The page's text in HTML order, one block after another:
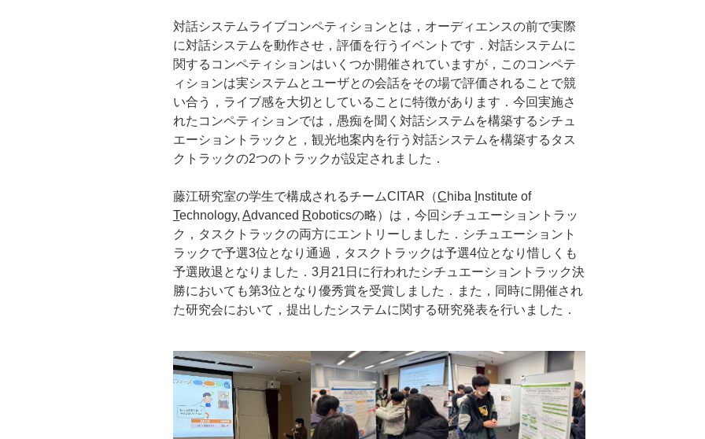
対話システムライブコンペティションとは，オーディエンスの前で実際
に対話システムを動作させ，評価を行うイベントです．対話システムに
関するコンペティションはいくつか開催されていますが，このコンペテ
ィションは実システムとユーザとの会話をその場で評価されることで競
い合う，ライブ感を大切としていることに特徴があります．今回実施さ
れたコンペティションでは，愚痴を聞く対話システムを構築するシチュ
エーショントラックと，観光地案内を行う対話システムを構築するタス
クトラックの2つのトラックが設定されました．
藤江研究室の学生で構成されるチームCITAR（Chiba nstitute of
Technology, Advanced Roboticsの略）は，今回シチュエーショントラッ
ク，タスクトラックの両方にエントリーしました．シチュエーショント
ラックで予選3位となり通過，タスクトラックは予選4位となり惜しくも
予選敗退となりました．3月21日に行われたシチュエーショントラック決
勝においても第3位となり優秀賞を受賞しました．また，同時に開催され
た研究会において，提出したシステムに関する研究発表を行いました．